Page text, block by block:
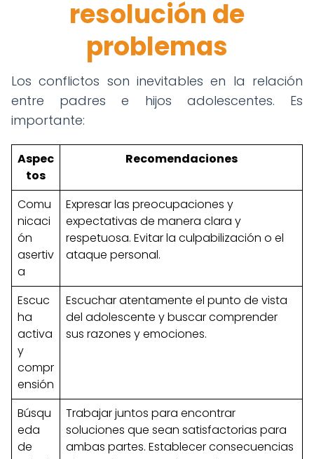
resolución de
problemas
Los conflictos son inevitables en la relación
entre padres e hijos adolescentes. Es
importante:
Aspec
tos
Recomendaciones
Comu
nicaci
ón
asertiv
a
Expresar las preocupaciones y
expectativas de manera clara y
respetuosa. Evitar la culpabilización o el
ataque personal.
Escuc
ha
activa
y
compr
ensión
Escuchar atentamente el punto de vista
del adolescente y buscar comprender
sus razones y emociones.
Búsqu
eda
de
Trabajar juntos para encontrar
soluciones que sean satisfactorias para
ambas partes. Establecer consecuencias